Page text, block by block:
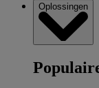
Oplossingen